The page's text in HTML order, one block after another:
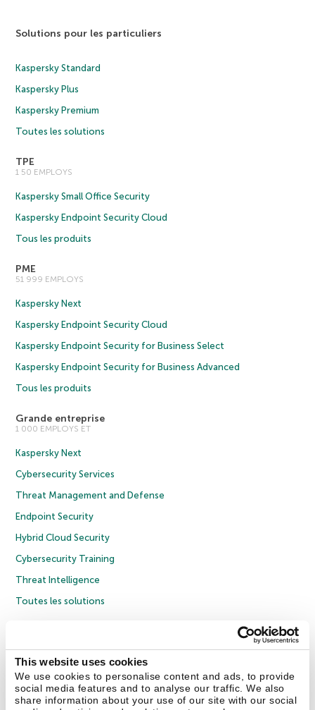
This website uses cookies
We use cookies to personalise content and ads, to provide
social media features and to analyse our traffic. We also
share information about your use of our site with our social
Solutions pour les particuliers
Kaspersky Standard
Kaspersky Plus
Kaspersky Premium
Toutes les solutions
TPE
1 50 EMPLOYS
Kaspersky Small Office Security
Kaspersky Endpoint Security Cloud
Tous les produits
PME
51 999 EMPLOYS
Kaspersky Next
Kaspersky Endpoint Security Cloud
Kaspersky Endpoint Security for Business Select
Kaspersky Endpoint Security for Business Advanced
Tous les produits
Grande entreprise
1 000 EMPLOYS ET
Kaspersky Next
Cybersecurity Services
Threat Management and Defense
Endpoint Security
Hybrid Cloud Security
Cybersecurity Training
Threat Intelligence
Toutes les solutions
Politique de confidentialité
Politique anticorruption
Contrat de licence grand public
Contrat de licence entreprises
Cookies
Nous contacter À propos Partenaires Blog Communiqués de presse